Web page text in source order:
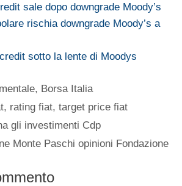
sale dopo downgrade Moody’s
rischia downgrade Moody’s a
sotto la lente di Moodys
, Borsa Italia
, rating fiat,target price fiat
gli investimenti Cdp
Monte Paschi opinioni Fondazione